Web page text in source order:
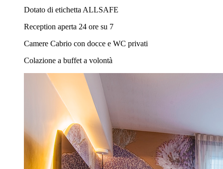
Dotato di etichetta ALLSAFE
Reception aperta 24 ore su 7
Camere Cabrio con docce e WC privati
Colazione a buffet a volontà